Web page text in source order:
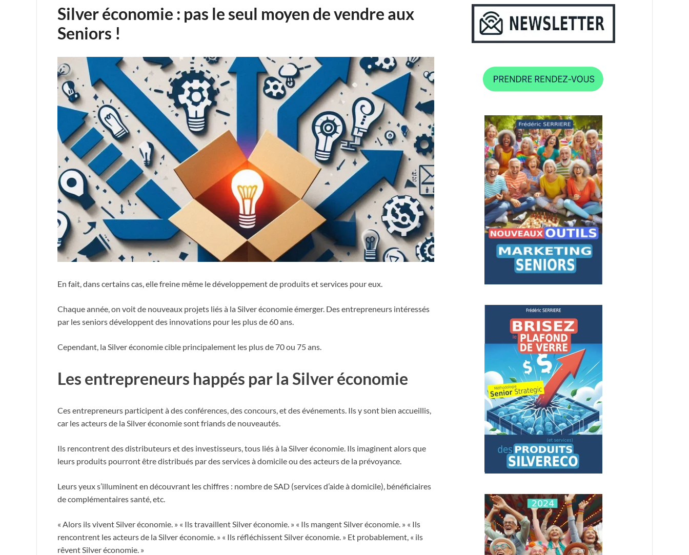
Silver économie : pas le seul moyen de vendre aux
Seniors !
En fait, dans certains cas, elle freine même le développement de produits et services pour eux.
Chaque année, on voit de nouveaux projets liés à la Silver économie émerger. Des entrepreneurs intéressés
par les seniors développent des innovations pour les plus de 60 ans.
Cependant, la Silver économie cible principalement les plus de 70 ou 75 ans.
Les entrepreneurs happés par la Silver économie
Ces entrepreneurs participent à des conférences, des concours, et des événements. Ils y sont bien accueillis,
car les acteurs de la Silver économie sont friands de nouveautés.
Ils rencontrent des distributeurs et des investisseurs, tous liés à la Silver économie. Ils imaginent alors que
leurs produits pourront être distribués par des services à domicile ou des acteurs de la prévoyance.
Leurs yeux s’illuminent en découvrant les chiffres : nombre de SAD (services d’aide à domicile), bénéficiaires
de complémentaires santé, etc.
« Alors ils vivent Silver économie. » « Ils travaillent Silver économie. » « Ils mangent Silver économie. » « Ils
rencontrent les acteurs de la Silver économie. » « Ils réfléchissent Silver économie. » Et probablement, « ils
rêvent Silver économie. »